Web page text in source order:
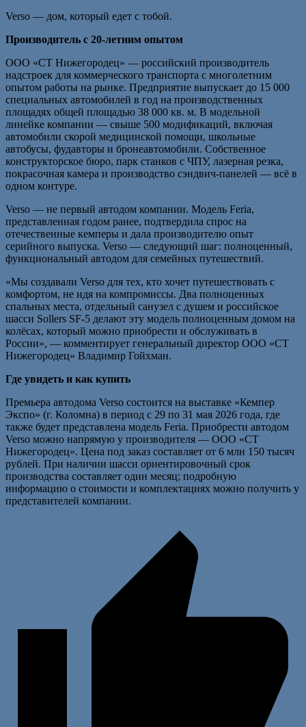
Verso — дом, который едет с тобой.
Производитель с 20-летним опытом
ООО «СТ Нижегородец» — российский производитель
надстроек для коммерческого транспорта с многолетним
опытом работы на рынке. Предприятие выпускает до 15 000
специальных автомобилей в год на производственных
площадях общей площадью 38 000 кв. м. В модельной
линейке компании — свыше 500 модификаций, включая
автомобили скорой медицинской помощи, школьные
автобусы, фудавторы и бронеавтомобили. Собственное
конструкторское бюро, парк станков с ЧПУ, лазерная резка,
покрасочная камера и производство сэндвич-панелей — всё в
одном контуре.
Verso — не первый автодом компании. Модель Feria,
представленная годом ранее, подтвердила спрос на
отечественные кемперы и дала производителю опыт
серийного выпуска. Verso — следующий шаг: полноценный,
функциональный автодом для семейных путешествий.
«Мы создавали Verso для тех, кто хочет путешествовать с
комфортом, не идя на компромиссы. Два полноценных
спальных места, отдельный санузел с душем и российское
шасси Sollers SF-5 делают эту модель полноценным домом на
колёсах, который можно приобрести и обслуживать в
России», — комментирует генеральный директор ООО «СТ
Нижегородец» Владимир Гойхман.
Где увидеть и как купить
Премьера автодома Verso состоится на выставке «Кемпер
Экспо» (г. Коломна) в период с 29 по 31 мая 2026 года, где
также будет представлена модель Feria. Приобрести автодом
Verso можно напрямую у производителя — ООО «СТ
Нижегородец». Цена под заказ составляет от 6 млн 150 тысяч
рублей. При наличии шасси ориентировочный срок
производства составляет один месяц; подробную
информацию о стоимости и комплектациях можно получить у
представителей компании.